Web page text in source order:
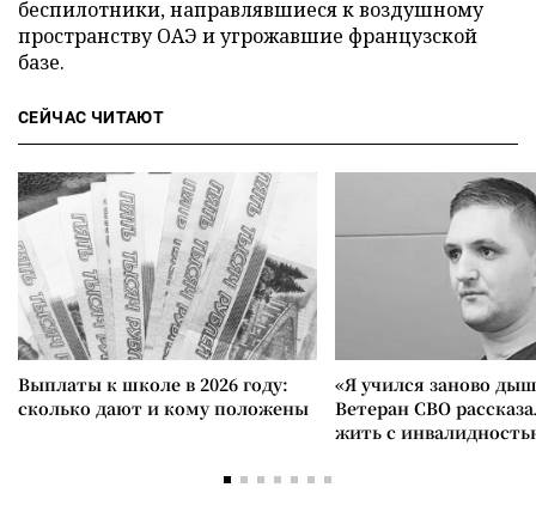
беспилотники, направлявшиеся к воздушному
пространству ОАЭ и угрожавшие французской
базе.
СЕЙЧАС ЧИТАЮТ
Выплаты к школе в 2026 году:
сколько дают и кому положены
«Я учился заново
Ветеран СВО
жить с